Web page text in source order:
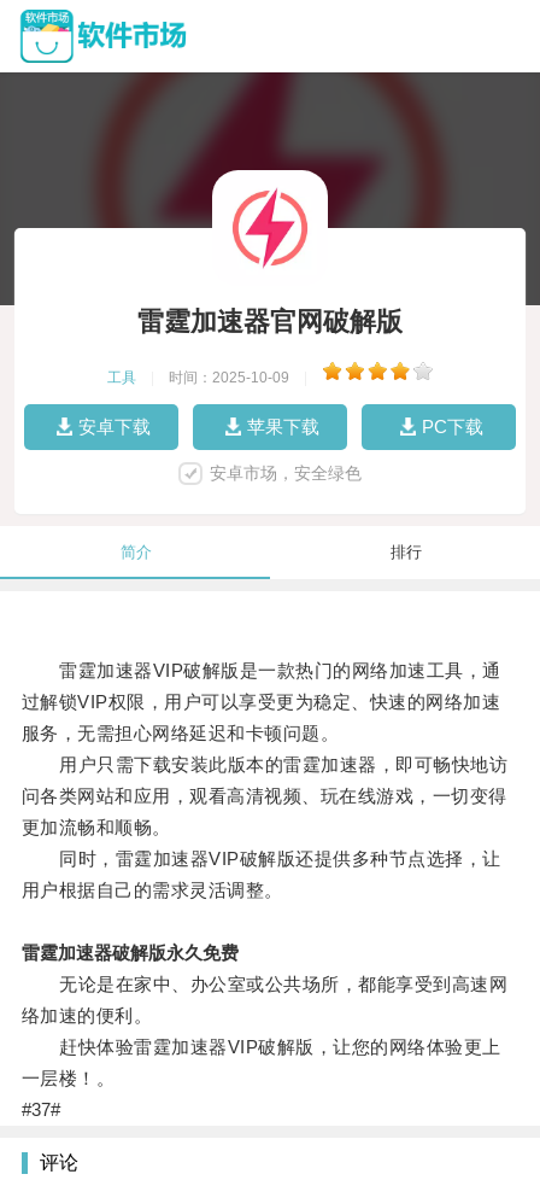
雷霆加速器官网破解版
工具 时间：2025-10-09
安卓下载 苹果下载 PC下载
安卓市场，安全绿色
简介 排行
雷霆加速器VIP破解版是一款热门的网络加速工具，通
过解锁VIP权限，用户可以享受更为稳定、快速的网络加速
服务，无需担心网络延迟和卡顿问题。
用户只需下载安装此版本的雷霆加速器，即可畅快地访
问各类网站和应用，观看高清视频、玩在线游戏，一切变得
更加流畅和顺畅。
同时，雷霆加速器VIP破解版还提供多种节点选择，让
用户根据自己的需求灵活调整。
雷霆加速器破解版永久免费
无论是在家中、办公室或公共场所，都能享受到高速网
络加速的便利。
赶快体验雷霆加速器VIP破解版，让您的网络体验更上
一层楼！。
#37#
评论